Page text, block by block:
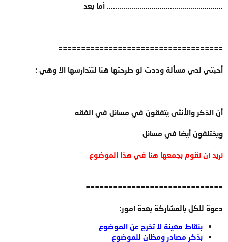
......................................................... أما بعد
====================================
أحبتي لدي مسألة وددت لو طرحتها هنا لنتدارسها الا وهي :
أن الذكر والأنثى يتفقون في مسائل في الفقه
ويختلفون أيضا في مسائل
نريد أن نقوم بجمعها هنا في هذا الموضوع
==============================
دعوة للكل بالمشاركة بعدة أمور:
بنقاط معينة لا تخرج عن الموضوع
بذكر مصادر ومظان للموضوع